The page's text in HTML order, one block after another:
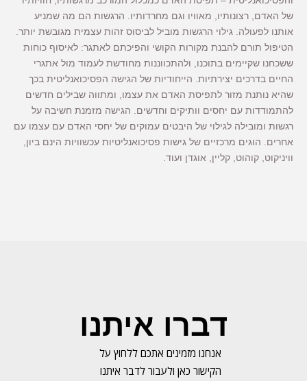
של האדם, רצונותיו, מאוויו וגם מחרדותיו. הרגשות הם מה שמניע
אותנו לפעולה. גילוי הרגשות מוביל לביסוס זהות עצמית מגובשת יותר.
הטיפול תורם להבנת מקורות הקושי והפיכתם לאתגר: לאיסוף כוחות
ששכחנו שקיימים בתוכנו, ולהתכווננות מחודשת לעמוד מול אתגרי
החיים בדרכים יצירתיות. הייחודיות של הגישה הפסיכואנליטית בכך
שהיא נותנת מזור לתפיסת האדם את עצמו, ומתווה שבילים חדשים
להתמודדות עם יחסים וותיקים וחדשים. הגישה מזמנת חשיבה על
רגשות ומובילה לגילוי של היבטים עמוקים של יחסי האדם עם עצמו עם
אחרים. הוגים מרכזיים של גישות פסיכואנליטיות עכשוויות הינם ביון,
וויניקוט, קוהוט, קליין, אוגדן ועוד.
דברו איתנו
אנחנו מזמינים אתכם ללחוץ על
הקישור כאן ולעבור לדבר איתנו